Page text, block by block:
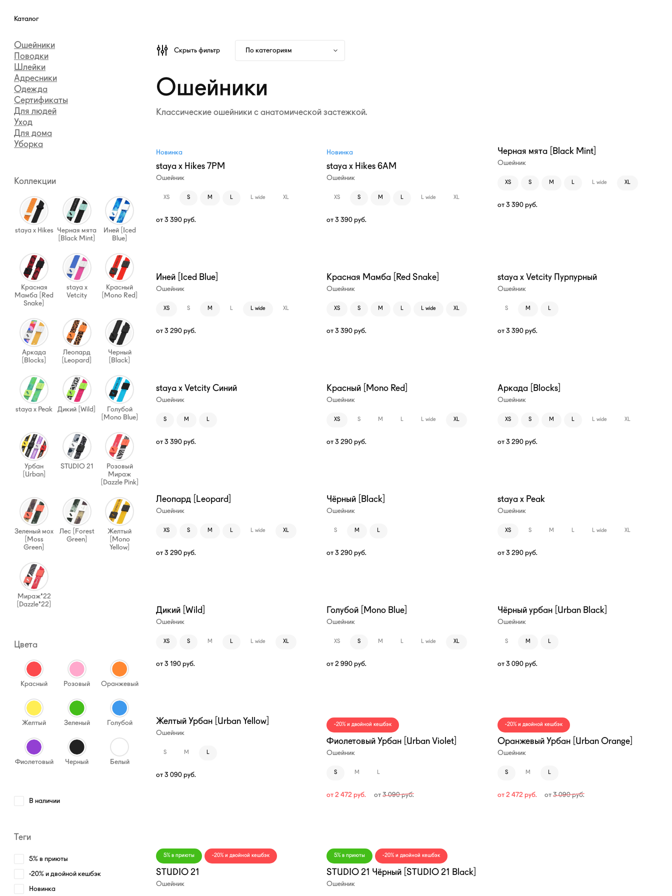
амуниции
Каталог
Ошейники
Поводки
Шлейки
Адресники
Одежда
Сертификаты
Для людей
Уход
Для дома
Уборка
Коллекции
staya x Hikes
Черная мята
[Black Mint]
Иней [Iced
Blue]
Красная
Мамба [Red
Snake]
staya x
Vetcity
Красный
[Mono Red]
Аркада
[Blocks]
Леопард
[Leopard]
Черный
[Black]
staya x Peak Дикий [Wild]
Голубой
[Mono Blue]
Урбан
[Urban]
STUDIO 21
Розовый
Мираж
[Dazzle Pink]
Зеленый мох
[Moss
Green]
Лес [Forest
Green]
Желтый
[Mono
Yellow]
Мираж'22
[Dazzle'22]
Цвета
Красный Розовый Оранжевый
Желтый Зеленый Голубой
Фиолетовый Черный Белый
В наличии
Теги
5% в приюты
-20% и двойной кешбэк
Новинка
Скрыть фильтр По категориям
Ошейники
Классические ошейники с анатомической застежкой.
Новинка
staya x Hikes 7PM
Ошейник
XS S M L L wide XL
от 3 390 руб.
Новинка
staya x Hikes 6AM
Ошейник
XS S M L L wide XL
от3 390руб.
Черная мята [Black Mint]
Ошейник
XS S M L L wide XL
от 3 390 руб.
Иней [Iced Blue]
Ошейник
XS S M L L wide XL
от 3 290 руб.
Красная Мамба [Red Snake]
Ошейник
XS S M L L wide XL
от3 390руб.
staya x Vetcity Пурпурный
Ошейник
S M L
от 3 390 руб.
staya x Vetcity Синий
Ошейник
S M L
от 3 390 руб.
Красный [Mono Red]
Ошейник
XS S M L L wide XL
от3 290руб.
Аркада [Blocks]
Ошейник
XS S M L L wide XL
от 3 290 руб.
Леопард [Leopard]
Ошейник
XS S M L L wide XL
от 3 290 руб.
Чёрный [Black]
Ошейник
S M L
от3 290руб.
staya x Peak
Ошейник
XS S M L L wide XL
от 3 290 руб.
Дикий [Wild]
Ошейник
XS S M L L wide XL
от 3 190 руб.
Голубой [Mono Blue]
Ошейник
XS S M L L wide XL
от2 990руб.
Чёрный урбан [Urban Black]
Ошейник
S M L
от 3 090 руб.
Желтый Урбан [Urban Yellow]
Ошейник
S M L
от 3 090 руб.
-20% и двойной кешбэк
Фиолетовый Урбан [Urban Violet]
Ошейник
S M L
от2 472руб. от 3 090руб.
-20% и двойной кешбэк
Оранжевый Урбан [Urban Orange]
Ошейник
S M L
от 2 472 руб. от 3 090руб.
5% в приюты -20% и двойной кешбэк
STUDIO 21
Ошейник
5% в приюты -20% и двойной кешбэк
STUDIO 21 Чёрный [STUDIO 21 Black]
Ошейник